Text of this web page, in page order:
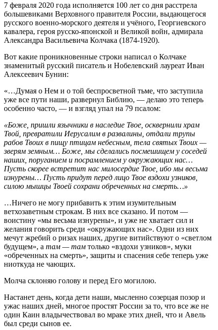
7 февраля 2020 года исполняется 100 лет со дня расстрела
большевиками Верховного правителя России, выдающегося
русского военно-морского деятеля и учёного, Георгиевского
кавалера, героя русско-японской и Великой войн, адмирала
Александра Васильевича Колчака (1874-1920).
Вот какие проникновенные строки написал о Колчаке
знаменитый русский писатель и Нобелевский лауреат Иван
Алексеевич Бунин:
«…Думая о Нем и о той беспросветной тьме, что заступила
уже все пути наши, развернул Библию, — делаю это теперь
особенно часто, — и взгляд упал на 79 псалом:
«Боже, пришли язычники в наследие Твое, осквернили храм
Твой, превратили Иерусалим в развалины, отдали трупы
рабов Твоих в пищу птицам небесным, тела святых Твоих —
зверям земным… Боже, мы сделались посмешищем у соседей
наших, поруганием и посрамлением у окружающих нас…
Пусть скорее встретит нас милосердие Твое, ибо мы весьма
изнурены… Пусть придут перед лицо Твое вздохи узников,
силою мышцы Твоей сохрани обреченных на смерть…»
…Ничего не могу прибавить к этим изумительным
ветхозаветным строкам. В них все сказано. И потом —
воистину «мы весьма изнурены», и уже не хватает сил и
желания говорить среди «окружающих нас». Одни из них
мечут жребий о ризах наших, другие витийствуют о «светлом
будущем», а там — там только «вздохи узников», муки
«обреченных на смерть», защиты и спасения себе теперь уже
ниоткуда не чающих.
Молча склоняю голову и перед Его могилою.
Настанет день, когда дети наши, мысленно созерцая позор и
ужас наших дней, многое простят России за то, что все же не
один Каин владычествовал во мраке этих дней, что и Авель
был среди сынов ее.